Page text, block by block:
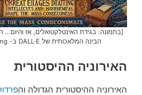
[בתמונה: בגידת האינטלקטואלים, אז
הבינה המלאכותית של DALL·E ב- Microsoft Bing]
האירוניה ההיסטורית
האירוניה ההיסטורית הגדולה וה